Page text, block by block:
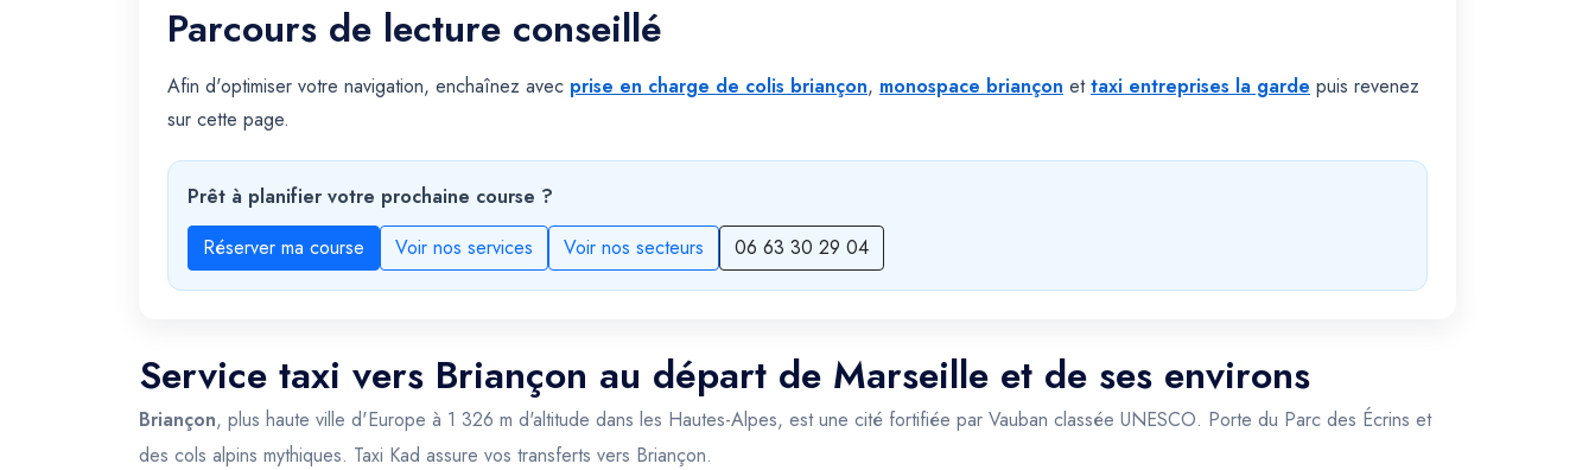
Parcours de lecture conseillé
Afin d'optimiser votre navigation, enchaînez avec prise en charge de colis briançon, monospace briançon ettaxi entreprises la garde puis revenez
sur cette page.
Prêt à planifier votre prochaine course ?
Réserver ma course
Voir nos services Voir nos secteurs 06 63 30 29 04
Service taxi vers Briançon au départ de Marseille et de ses environs
Briançon, plus haute ville d'Europe à 1 326 m d'altitude dans les Hautes-Alpes, est une cité fortifiée par Vauban classée UNESCO. Porte du Parc des Écrins et
des cols alpins mythiques. Taxi Kad assure vos transferts vers Briançon.